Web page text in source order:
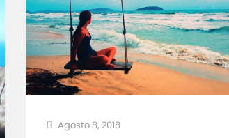
Agosto 8, 2018